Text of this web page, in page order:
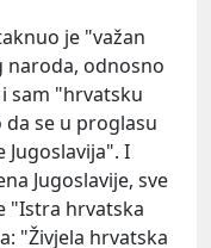
je "važan
naroda, odnosno
sam "hrvatsku
da se u proglasu
I
Jugoslavije, sve
"Istra hrvatska
"Živjela hrvatska